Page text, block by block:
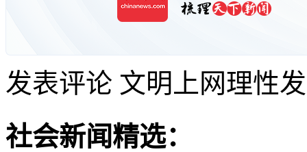
发表评论 文明上网理性
社会新闻精选：